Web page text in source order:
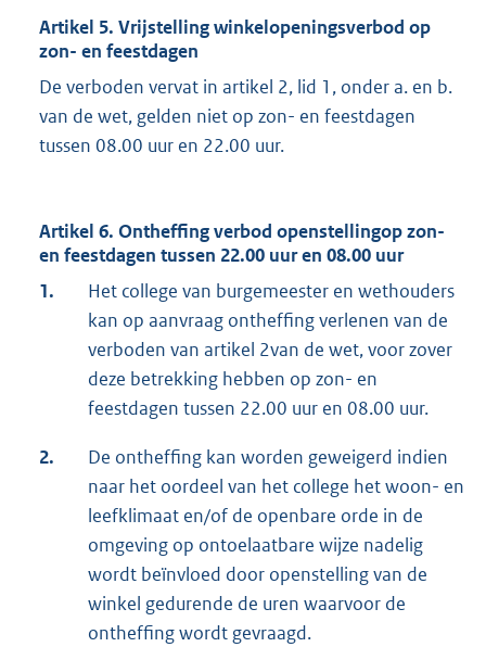
Artikel 5. Vrijstelling winkelopeningsverbod op
zon- en feestdagen
De verboden vervat in artikel 2, lid 1, onder a. en b.
van de wet, gelden niet op zon- en feestdagen
tussen 08.00 uur en 22.00 uur.
Artikel 6. Ontheffing verbod openstellingop zon-
en feestdagen tussen 22.00 uur en 08.00 uur
1.
Het college van burgemeester en wethouders
kan op aanvraag ontheffing verlenen van de
verboden van artikel 2van de wet, voor zover
deze betrekking hebben op zon- en
feestdagen tussen 22.00 uur en 08.00 uur.
2.
De ontheffing kan worden geweigerd indien
naar het oordeel van het college het woon- en
leefklimaat en/of de openbare orde in de
omgeving op ontoelaatbare wijze nadelig
wordt beïnvloed door openstelling van de
winkel gedurende de uren waarvoor de
ontheffing wordt gevraagd.